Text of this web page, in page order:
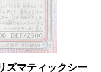
ズマティックシー